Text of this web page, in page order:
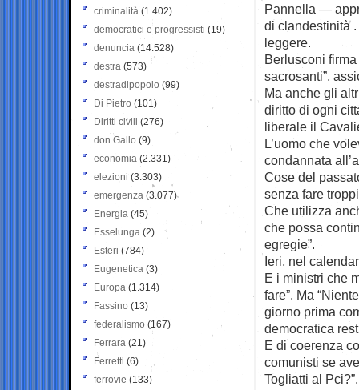
Pannella —
di clandestinità
leggere.
Berlusconi
sacrosanti”,
Ma anche gli
diritto di ogni
liberale il
L’uomo che
condannata
Cose del
senza fare
Che utilizza
che possa
egregie”.
Ieri, nel
E i ministri che
fare”. Ma
giorno prima
democratica
E di coerenza
comunisti se
Togliatti al
criminalità (1.402)
democratici e progressisti (19)
denuncia (14.528)
destra (573)
destradipopolo (99)
Di Pietro (101)
Diritti civili (276)
don Gallo (9)
economia (2.331)
elezioni (3.303)
emergenza (3.077)
Energia (45)
Esselunga (2)
Esteri (784)
Eugenetica (3)
Europa (1.314)
Fassino (13)
federalismo (167)
Ferrara (21)
Ferretti (6)
ferrovie (133)